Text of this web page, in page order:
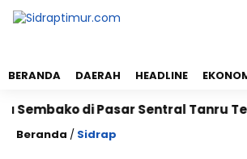
BERANDA DAERAH HEADLINE
di Pasar Sentral Tanru Tedong
Beranda / Sidrap